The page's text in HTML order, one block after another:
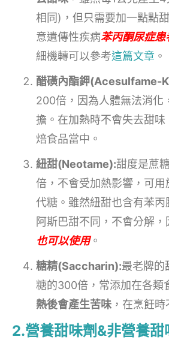
相同)，但只需要加一點點
意遺傳性疾病苯丙酮尿症
細機轉可以參考這篇文章 。
醋磺內酯鉀(Acesulfame-
200倍，因為人體無法消化
擔。在加熱時不會失去甜
焙食品當中。
紐甜(Neotame):甜度是蔗
倍，不會受加熱影響，可
代糖。雖然紐甜也含有苯
阿斯巴甜不同，不會分解，
也可以使用。
糖精(Saccharin):最老牌的
糖的300倍，常添加在各類
熱後會產生苦味 ，在烹飪時
2.營養甜味劑&非營養甜